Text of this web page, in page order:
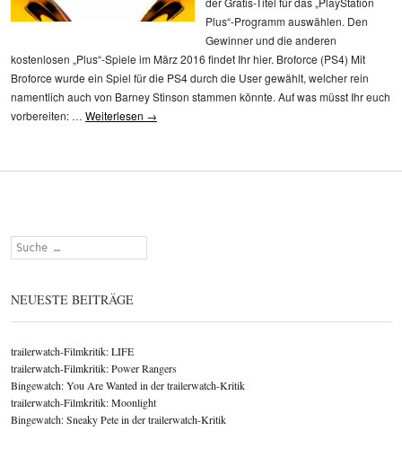
Plus“-Programm auswählen. Den
Gewinner und die anderen
kostenlosen „Plus“-Spiele im März 2016 findet Ihr hier. Broforce (PS4) Mit
Broforce wurde ein Spiel für die PS4 durch die User gewählt, welcher rein
namentlich auch von Barney Stinson stammen könnte. Auf was müsst Ihr euch
vorbereiten: … Weiterlesen →
Suchen
NEUESTE BEITRÄGE
trailerwatch-Filmkritik: LIFE
trailerwatch-Filmkritik: Power Rangers
Bingewatch: You Are Wanted in der trailerwatch-Kritik
trailerwatch-Filmkritik: Moonlight
Bingewatch: Sneaky Pete in der trailerwatch-Kritik